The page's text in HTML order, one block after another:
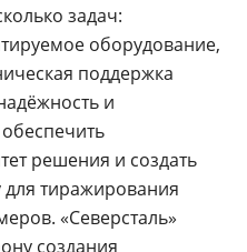
задач:
оборудование,
поддержка
и
обеспечить
решения и создать
тиражирования
«Северсталь»
создания